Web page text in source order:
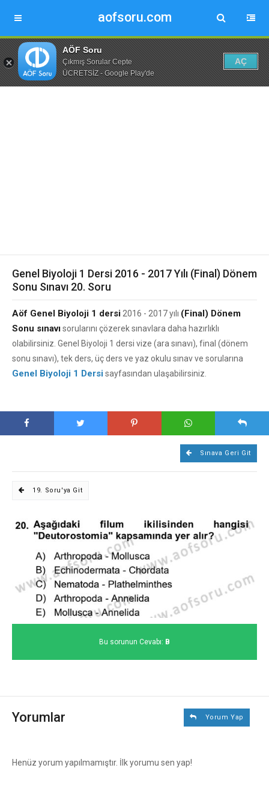
aofsoru.com
AÖF Soru
Çıkmış Sorular Cepte
ÜCRETSİZ - Google Play'de
AÇ
Genel Biyoloji 1 Dersi 2016 - 2017 Yılı (Final) Dönem
Sonu Sınavı 20. Soru
Aöf Genel Biyoloji 1 dersi 2016 - 2017 yılı (Final) Dönem
Sonu sınavısorularını çözerek sınavlara daha hazırlıklı
olabilirsiniz. Genel Biyoloji 1 dersi vize (ara sınavı), final (dönem
sonu sınavı), tek ders, üç ders ve yaz okulu sınav ve sorularına
Genel Biyoloji 1 Dersisayfasından ulaşabilirsiniz.
Sınava Geri Git
19. Soru'ya Git
Bu sorunun Cevabı: B
Yorumlar Yorum Yap
Henüz yorum yapılmamıştır. İlk yorumu sen yap!